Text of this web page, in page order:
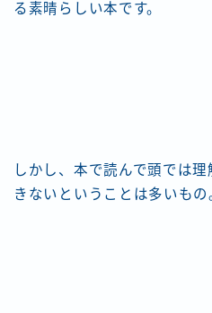
る素晴らしい本です。
しかし、本で読んで頭では
きないということは多いもの